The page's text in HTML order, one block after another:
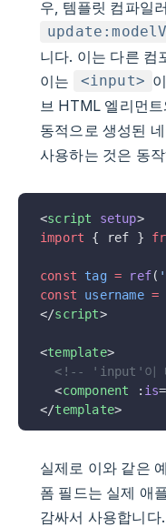
우, 템플릿 컴파일
니다. 이는 다른 컴
이는
<input>
브 HTML 엘리먼
동적으로 생성된
사용하는 것은 동
<script setup>
import { ref }
const tag = ref(
const username =
</script>
<template>
<!-- 'input'이
  <
component : is=
</template>
실제로 이와 같은
폼 필드는 실제 애
감싸서 사용합니